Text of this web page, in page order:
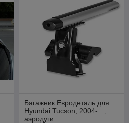
Багажник Евродеталь для
Hyundai Tucson, 2004-…,
аэродуги